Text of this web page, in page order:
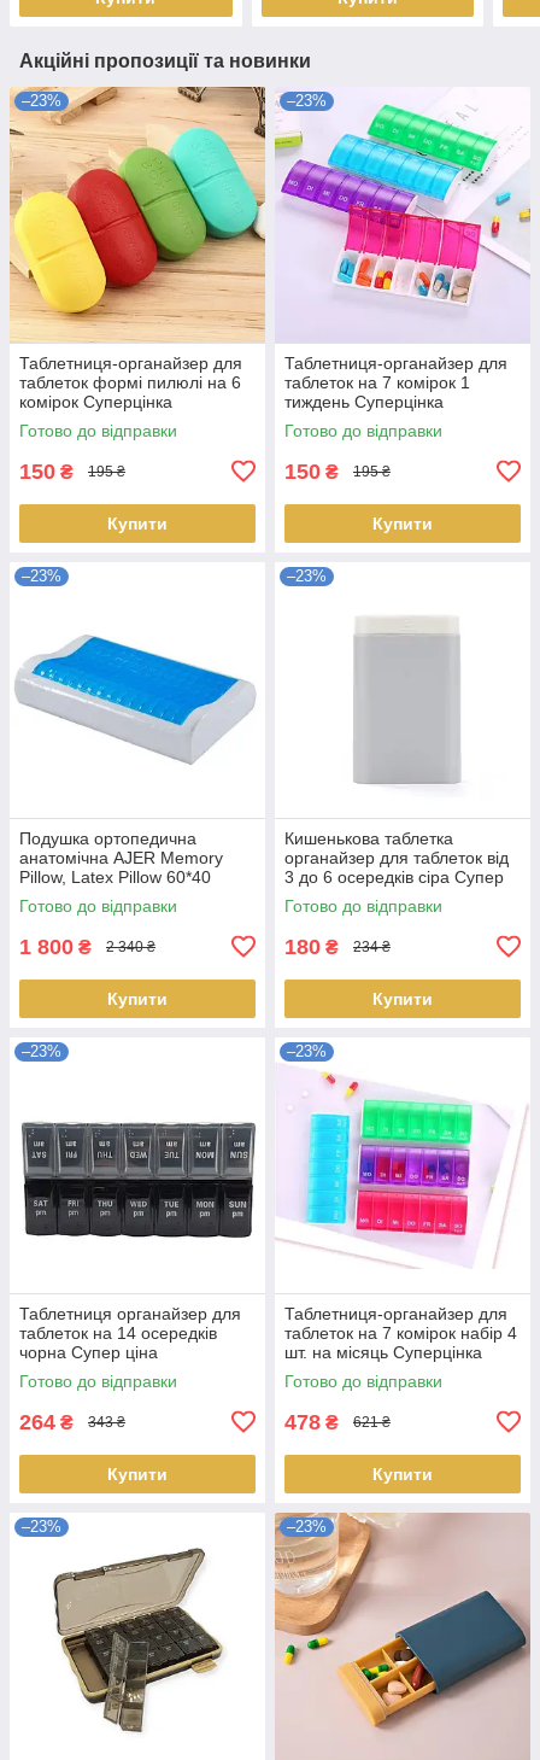
Акційні пропозиції та новинки
–23%
Таблетниця-органайзер для
таблеток формі пилюлі на 6
комірок Суперцінка
Готово до відправки
150 ₴ 195 ₴
Купити
–23%
Таблетниця-органайзер для
таблеток на 7 комірок 1
тиждень Суперцінка
Готово до відправки
150 ₴ 195 ₴
Купити
–23%
Подушка ортопедична
анатомічна AJER Memory
Pillow, Latex Pillow 60*40
Суперцінка
Готово до відправки
1 800 ₴ 2 340 ₴
Купити
–23%
Кишенькова таблетка
органайзер для таблеток від
3 до 6 осередків сіра Супер
ціна
Готово до відправки
180 ₴ 234 ₴
Купити
–23%
Таблетниця органайзер для
таблеток на 14 осередків
чорна Супер ціна
Готово до відправки
264 ₴ 343 ₴
Купити
–23%
Таблетниця-органайзер для
таблеток на 7 комірок набір 4
шт. на місяць Суперцінка
Готово до відправки
478 ₴ 621 ₴
Купити
–23% –23%